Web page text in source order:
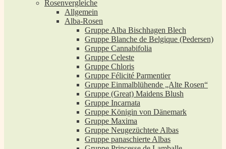
Rosenvergleiche
Allgemein
Alba-Rosen
Gruppe Alba Bischhagen Blech
Gruppe Blanche de Belgique (Pedersen)
Gruppe Cannabifolia
Gruppe Celeste
Gruppe Chloris
Gruppe Félicité Parmentier
Gruppe Einmalblühende „Alte Rosen“
Gruppe (Great) Maidens Blush
Gruppe Incarnata
Gruppe Königin von Dänemark
Gruppe Maxima
Gruppe Neugezüchtete Albas
Gruppe panaschierte Albas